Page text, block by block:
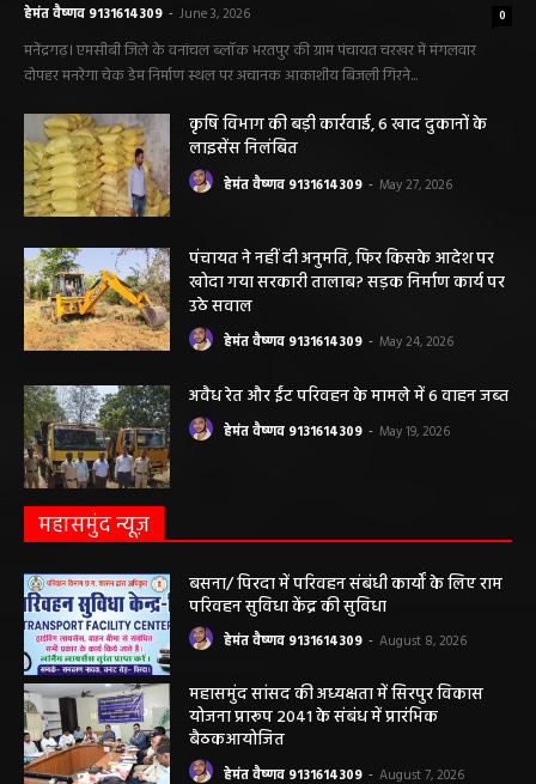
हेमंत वैष्णव 9131614309
खोदा गया सरकारी तालाब? सड़क निर्माण कार्य पर
उठे सवाल
हेमंत वैष्णव 9131614309 - May 24, 2026
हेमंत वैष्णव 9131614309 May 19, 2026
बसना/ पिरदा में परिवहन संबंधी कार्यों के लिए राम
परिवहन सुविधा केंद्र की सुविधा
महासमुंद सांसद की अध्यक्षता में सिरपुर विकास
बैठकआयोजित
हेमंत वैष्णव 9131614309 - August 7, 2026
महासमुंद राष्ट्रीय तंबाकू नियंत्रण कार्यक्रम के तहत
तंबाकू के दुष्प्रभावों की दी जानकारी
हेमंत वैष्णव 9131614309 - August 7, 2026
सरायपाली/ ओम हॉस्पिटल सामान्य बीमारियों से